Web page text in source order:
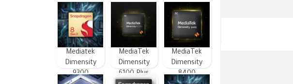
MediaTek
Dimensity
8400
MediaTek
Dimensity
6100 Plus
Mediatek
Dimensity
9300